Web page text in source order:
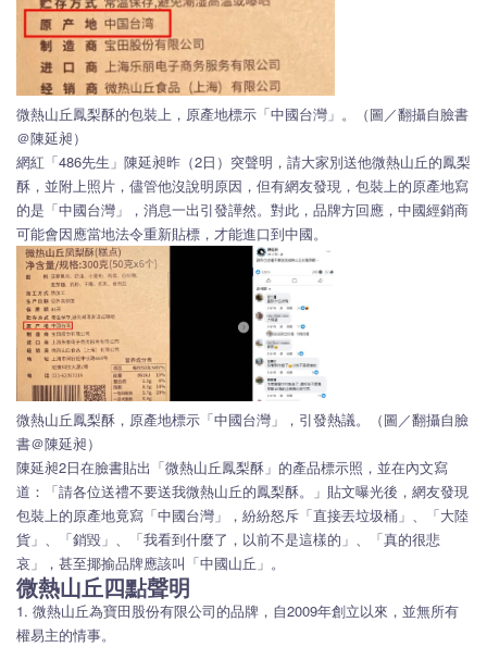
微熱山丘鳳梨酥的包裝上，原產地標示「中國台灣」。（圖／翻攝自臉書
＠陳延昶）
網紅「486先生」陳延昶昨（2日）突聲明，請大家別送他微熱山丘的鳳梨
酥，並附上照片，儘管他沒說明原因，但有網友發現，包裝上的原產地寫
的是「中國台灣」，消息一出引發譁然。對此，品牌方回應，中國經銷商
可能會因應當地法令重新貼標，才能進口到中國。
微熱山丘鳳梨酥，原產地標示「中國台灣」，引發熱議。（圖／翻攝自臉
書＠陳延昶）
陳延昶2日在臉書貼出「微熱山丘鳳梨酥」的產品標示照，並在內文寫
道：「請各位送禮不要送我微熱山丘的鳳梨酥。」貼文曝光後，網友發現
包裝上的原產地竟寫「中國台灣」，紛紛怒斥「直接丟垃圾桶」、「大陸
貨」、「銷毀」、「我看到什麼了，以前不是這樣的」、「真的很悲
哀」，甚至揶揄品牌應該叫「中國山丘」。
微熱山丘四點聲明
1. 微熱山丘為寶田股份有限公司的品牌，自2009年創立以來，並無所有
權易主的情事。